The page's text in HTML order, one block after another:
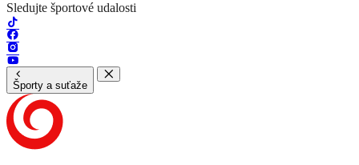
Sledujte športové udalosti
Športy a suťaže